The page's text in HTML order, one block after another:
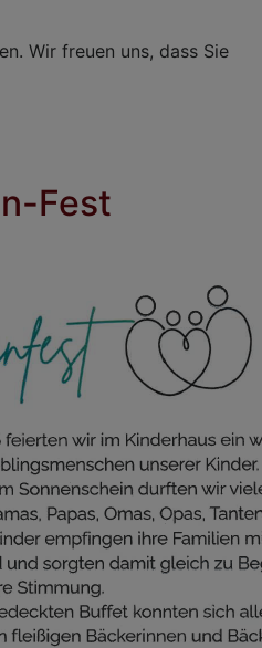
Wir freuen uns, dass Sie
Fest